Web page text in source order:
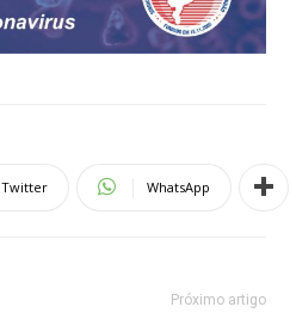
Twitter WhatsApp
Próximo artigo